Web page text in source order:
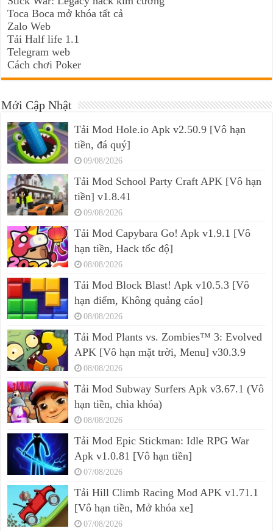
Toca Boca mở khóa tất cả
Zalo Web
Tải Half life 1.1
Telegram web
Cách chơi Poker
Mới Cập Nhật
Tải Mod Hole.io Apk v2.50.9 [Vô hạn
tiền, đá quý]
09/08/2026
Tải Mod School Party Craft APK [Vô hạn
tiền] v1.8.41
09/08/2026
Tải Mod Capybara Go! Apk v1.9.1 [Vô
hạn tiền, Hack tốc độ]
08/08/2026
Tải Mod Block Blast! Apk v10.5.3 [Vô
hạn điểm, Không quảng cáo]
08/08/2026
Tải Mod Plants vs. Zombies™ 3: Evolved
APK [Vô hạn mặt trời, Menu] v30.3.9
08/08/2026
Tải Mod Subway Surfers Apk v3.67.1 (Vô
hạn tiền, chìa khóa)
08/08/2026
Tải Mod Epic Stickman: Idle RPG War
Apk v1.0.81 [Vô hạn tiền]
07/08/2026
Tải Hill Climb Racing Mod APK v1.71.1
[Vô hạn tiền, Mở khóa xe]
07/08/2026